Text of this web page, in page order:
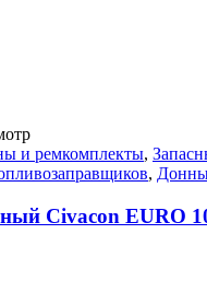
и ремкомплекты,
,
Civacon EURO